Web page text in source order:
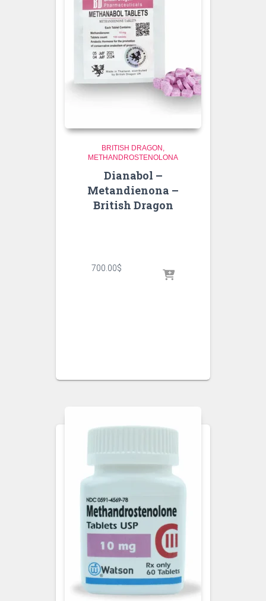
BRITISH DRAGON
METHANDROSTENOLONA
Dianabol –
Metandienona –
British Dragon
700.00$